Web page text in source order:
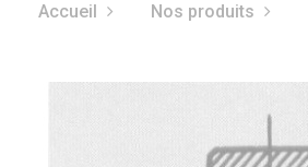
Accueil Nos produits